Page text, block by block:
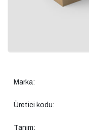
Marka:
Üretici kodu:
Tanım: